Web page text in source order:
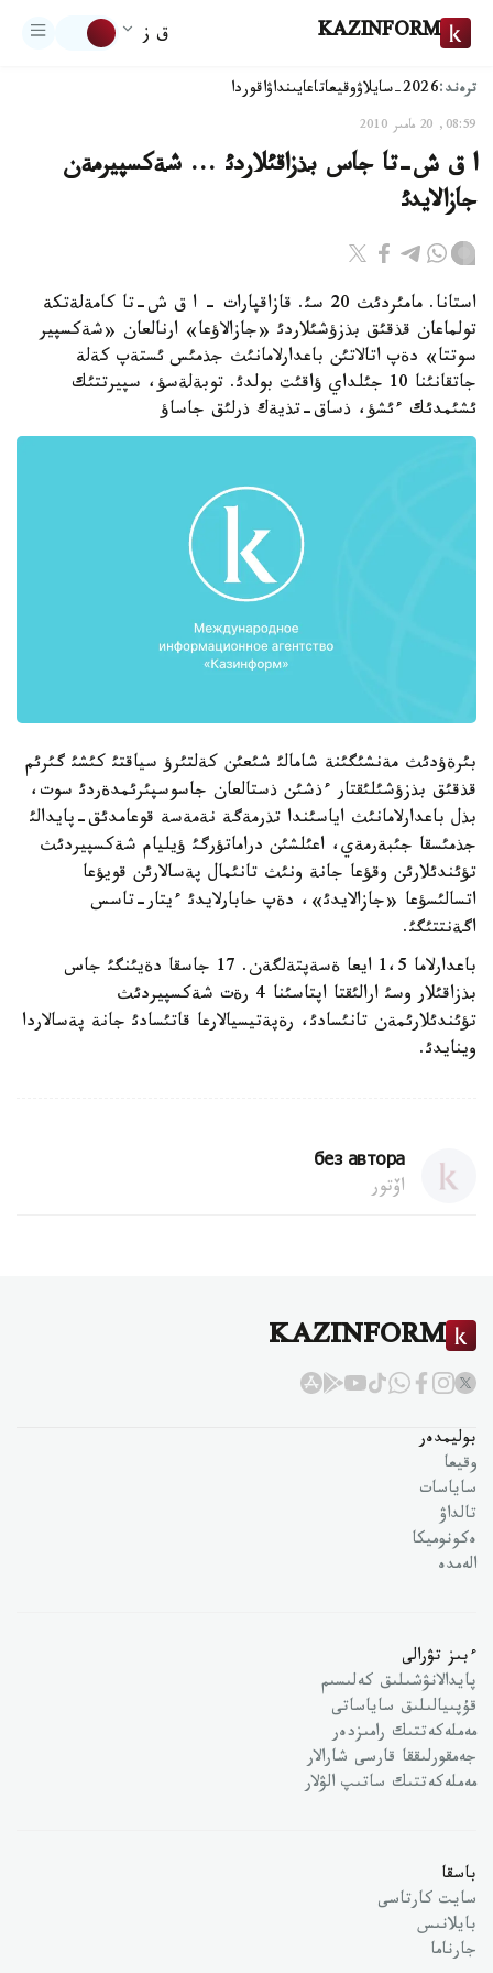
KAZINFORM ق ز
ترەند:2026-سايلاۋ وقيعاتاعايىنداۋاقوردا
08:59, 20 مامىر 2010
ا ق ش-تا جاس بذزاقئلاردئ ... شةكسپيرمةن
جازالايدئ
استانا. مامئردئث 20 سئ. قازاقپارات - ا ق ش-تا كامةلةتكة
تولماعان قذقئق بذزؤشئلاردئ «جازالاؤعا» ارنالعان «شةكسپير
سوتتا» دةپ اتالاتئن باعدارلامانئث جذمئس ئستةپ كةلة
جاتقانئنا 10 جئلداي ؤاقئت بولدئ. توبةلةسؤ، سپيرتتئك
ئشئمدئك ءئشؤ، ذساق-تذيةك ذرلئق جاساؤ
بئرةؤدئث مةنشئگئنة شامالئ شئعئن كةلتئرؤ سياقتئ كئشئ گئرئم
قذقئق بذزؤشئلئقتار ءذشئن ذستالعان جاسوسپئرئمدةردئ سوت،
بذل باعدارلامانئث اياسئندا تذرمةگة نةمةسة قوعامدئق-پايدالئ
جذمئسقا جئبةرمةي، اعئلشئن دراماتؤرگئ ؤيليام شةكسپيردئث
تؤئندئلارئن وقؤعا جانة ونئث تانئمال پةسالارئن قويؤعا
اتسالئسؤعا «جازالايدئ»، دةپ حابارلايدئ ءيتار-تاسس
اگةنتتئگئ.
باعدارلاما 1،5 ايعا ةسةپتةلگةن. 17 جاسقا دةيئنگئ جاس
بذزاقئلار وسئ ارالئقتا اپتاسئنا 4 رةت شةكسپيردئث
تؤئندئلارئمةن تانئسادئ، رةپةتيسيالارعا قاتئسادئ جانة پةسالاردا
وينايدئ.
без автора
اۆتور
KAZINFORM
بوليمدەر
وقيعا
ساياسات
تالداۋ
ەكونوميكا
الەمدە
ءبىز تۋرالى
پايدالانۋشىلىق كەلىسىم
قۇپىيالىلىق ساياساتى
مەملەكەتتىك رامىزدەر
جەمقورلىققا قارسى شارالار
مەملەكەتتىك ساتىپ الۋلار
باسقا
سايت كارتاسى
بايلانىس
جارناما